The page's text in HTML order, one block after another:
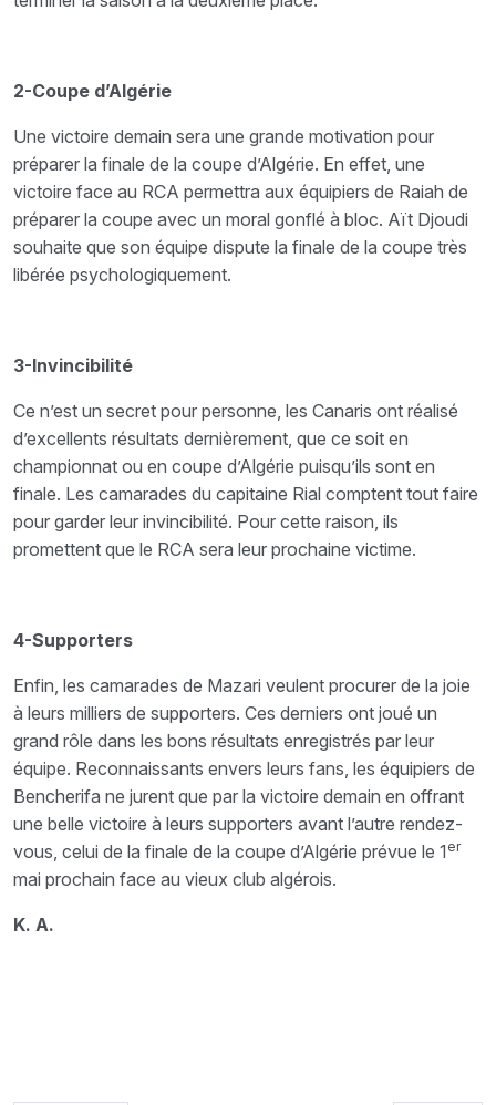
2-Coupe d’Algérie
Une victoire demain sera une grande motivation pour
préparer la finale de la coupe d’Algérie. En effet, une
victoire face au RCA permettra aux équipiers de Raiah de
préparer la coupe avec un moral gonflé à bloc. Aït Djoudi
souhaite que son équipe dispute la finale de la coupe très
libérée psychologiquement.
3-Invincibilité
Ce n’est un secret pour personne, les Canaris ont réalisé
d’excellents résultats dernièrement, que ce soit en
championnat ou en coupe d’Algérie puisqu’ils sont en
finale. Les camarades du capitaine Rial comptent tout faire
pour garder leur invincibilité. Pour cette raison, ils
promettent que le RCA sera leur prochaine victime.
4-Supporters
Enfin, les camarades de Mazari veulent procurer de la joie
à leurs milliers de supporters. Ces derniers ont joué un
grand rôle dans les bons résultats enregistrés par leur
équipe. Reconnaissants envers leurs fans, les équipiers de
Bencherifa ne jurent que par la victoire demain en offrant
une belle victoire à leurs supporters avant l’autre rendez-
vous, celui de la finale de la coupe d’Algérie prévue le 1 er
mai prochain face au vieux club algérois.
K. A.